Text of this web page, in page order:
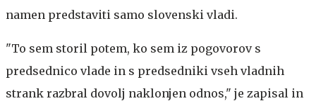
namen predstaviti samo slovenski vladi.
"To sem storil potem, ko sem iz pogovorov s
predsednico vlade in s predsedniki vseh vladnih
strank razbral dovolj naklonjen odnos," je zapisal in